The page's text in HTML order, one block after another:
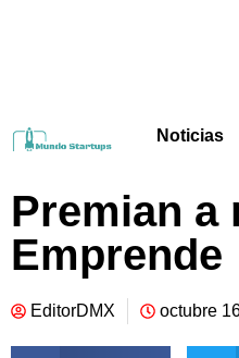
Noticias
Premian a
Emprende
EditorDMX octubre